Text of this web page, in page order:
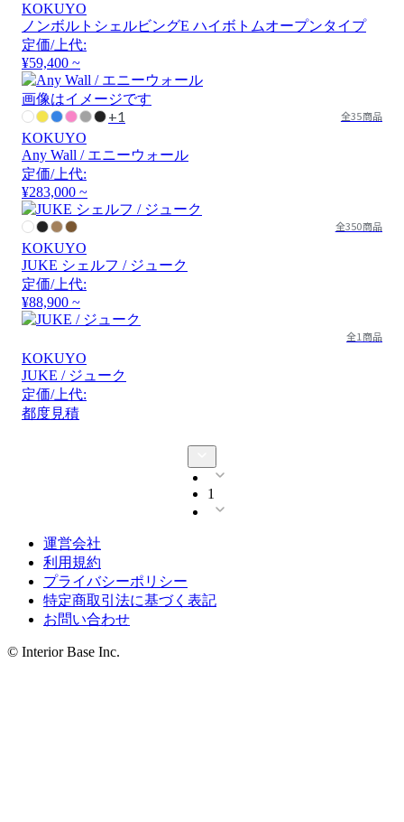
KOKUYO
ノンボルトシェルビングE ハイボトムオープンタイプ
定価/上代:
¥59,400 ~
画像はイメージです
+1 全35商品
KOKUYO
Any Wall / エニーウォール
定価/上代:
¥283,000 ~
全350商品
KOKUYO
JUKE シェルフ / ジューク
定価/上代:
¥88,900 ~
全1商品
KOKUYO
JUKE / ジューク
定価/上代:
都度見積
1
運営会社
利用規約
プライバシーポリシー
特定商取引法に基づく表記
お問い合わせ
© Interior Base Inc.